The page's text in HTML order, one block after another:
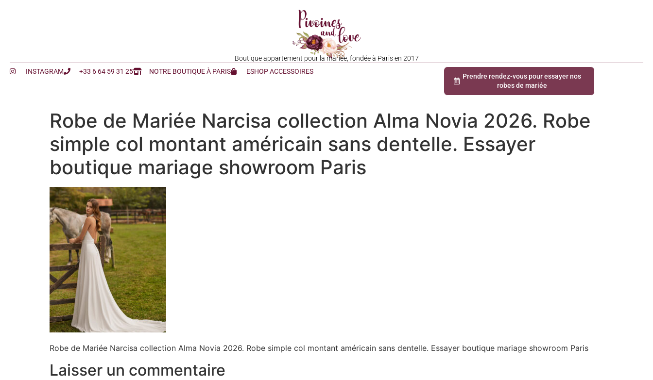
Boutique appartement pour la mariée, fondée à Paris en 2017
INSTAGRAM
+33 6 64 59 31 25 NOTRE BOUTIQUE À PARIS ESHOP ACCESSOIRES
Prendre rendez-vous pour essayer nos
robes de mariée
Robe de Mariée Narcisa collection Alma Novia 2026. Robe
simple col montant américain sans dentelle. Essayer
boutique mariage showroom Paris
Robe de Mariée Narcisa collection Alma Novia 2026. Robe simple col montant américain sans dentelle. Essayer boutique mariage showroom Paris
Laisser un commentaire